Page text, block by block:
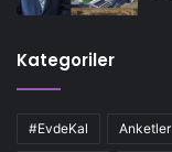
Kategoriler
#EvdeKal Anketler